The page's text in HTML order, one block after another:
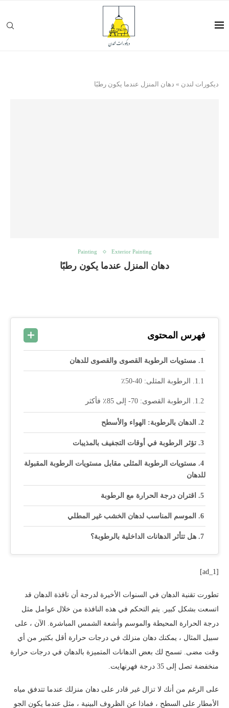
ديكورات لندن » دهان المنزل عندما يكون رطبًا
Exterior Painting
Painting
دهان المنزل عندما يكون رطبًا
فهرس المحتوى
مستويات الرطوبة القصوى والقصوى للدهان
الرطوبة المثلى: 40-50٪
الرطوبة القصوى: 70- إلى 85٪ فأكثر
الدهان بالرطوبة: الهواء والأسطح
تؤثر الرطوبة في أوقات التجفيف بالمذيبات
مستويات الرطوبة المثلى مقابل مستويات الرطوبة المقبولة
للدهان
اقتران درجة الحرارة مع الرطوبة
الموسم المناسب لدهان الخشب غير المطلي
هل تتأثر الدهانات الداخلية بالرطوبة؟
[ad_1]
تطورت تقنية الدهان في السنوات الأخيرة لدرجة أن نافذة الدهان قد
اتسعت بشكل كبير. يتم التحكم في هذه النافذة من خلال عوامل مثل
درجة الحرارة المحيطة والموسم وأشعة الشمس المباشرة. الآن ، على
سبيل المثال ، يمكنك دهان منزلك في درجات حرارة أقل بكثير من أي
وقت مضى. تسمح لك بعض الدهانات المتميزة بالدهان في درجات حرارة
منخفضة تصل إلى 35 درجة فهرنهايت.
على الرغم من أنك لا تزال غير قادر على دهان منزلك عندما تتدفق مياه
الأمطار على السطح ، فماذا عن الظروف البينية ، مثل عندما يكون الجو